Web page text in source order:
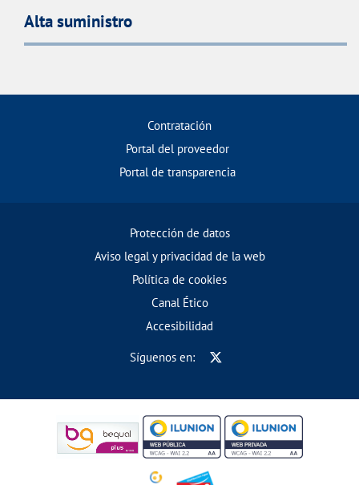
Alta suministro
Contratación
Portal del proveedor
Portal de transparencia
Protección de datos
Aviso legal y privacidad de la web
Política de cookies
Canal Ético
Accesibilidad
Síguenos en: